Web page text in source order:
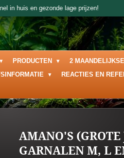
in huis en gezonde lage prijzen!
PRODUCTEN
2
REACTIES EN
AMANO'S (GROTE
GARNALEN M, L